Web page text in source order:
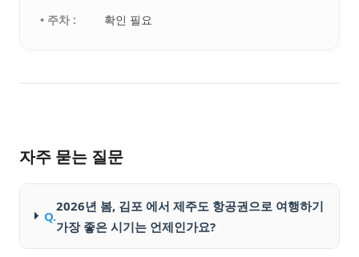
• 주차 :
확인 필요
자주 묻는 질문
Q.
2026년 봄, 김포 에서 제주도 항공권으로 여행하기
가장 좋은 시기는 언제인가요?